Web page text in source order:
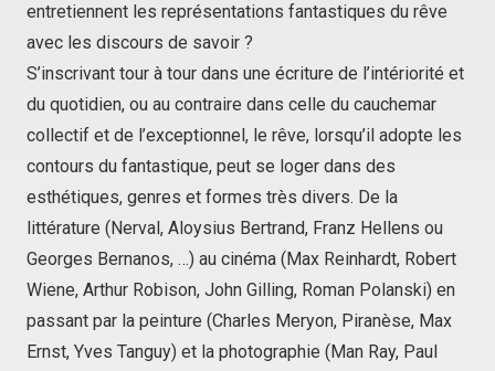
entretiennent les représentations fantastiques du rêve
avec les discours de savoir ?
S’inscrivant tour à tour dans une écriture de l’intériorité et
du quotidien, ou au contraire dans celle du cauchemar
collectif et de l’exceptionnel, le rêve, lorsqu’il adopte les
contours du fantastique, peut se loger dans des
esthétiques, genres et formes très divers. De la
littérature (Nerval, Aloysius Bertrand, Franz Hellens ou
Georges Bernanos, …) au cinéma (Max Reinhardt, Robert
Wiene, Arthur Robison, John Gilling, Roman Polanski) en
passant par la peinture (Charles Meryon, Piranèse, Max
Ernst, Yves Tanguy) et la photographie (Man Ray, Paul